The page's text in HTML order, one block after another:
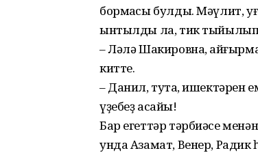
бормаҡсы булды. Мәүлит,
ынтылды ла, тик тыйылып
– Ләлә Шакировна,
китте.
– Данил, туҡта, ишектәрен
үҙебеҙ асайыҡ!
Бар егеттәр тәрбиәсе
унда Азамат, Венер, Радик